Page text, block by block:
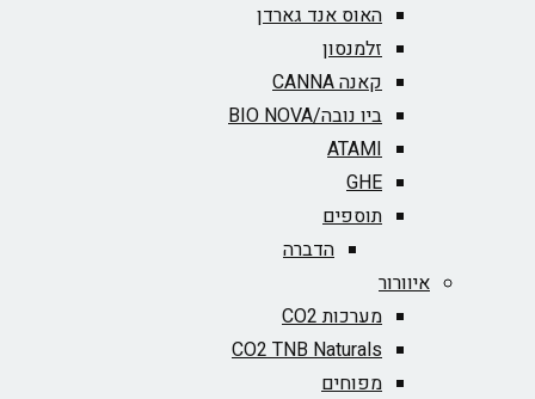
האוס אנד גארדן
זלמנסון
קאנה CANNA
ביו נובה/BIO NOVA‏
ATAMI
GHE
תוספים
הדברה
איוורור
מערכות CO2
CO2 TNB Naturals
מפוחים